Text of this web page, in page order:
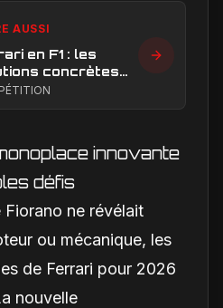
AUSSI
en F1 : les
concrètes
combler son
innovante
défis
ne révélait
ou mécanique, les
de Ferrari pour 2026
nouvelle